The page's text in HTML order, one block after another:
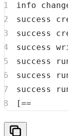
info
success
success
success
success
success
success
[==